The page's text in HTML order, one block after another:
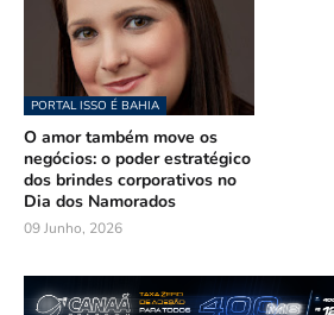
PORTAL ISSO É BAHIA
O amor também move os
negócios: o poder estratégico
dos brindes corporativos no
Dia dos Namorados
09 Junho, 2026